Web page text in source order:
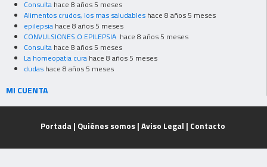
Consulta hace 8 años 5 meses
Alimentos crudos, los mas saludables hace 8 años 5 meses
epilepsia hace 8 años 5 meses
CONVULSIONES O EPILEPSIA hace 8 años 5 meses
Consulta hace 8 años 5 meses
La homeopatia cura hace 8 años 5 meses
dudas hace 8 años 5 meses
MI CUENTA
Portada | Quiénes somos| Aviso Legal | Contacto